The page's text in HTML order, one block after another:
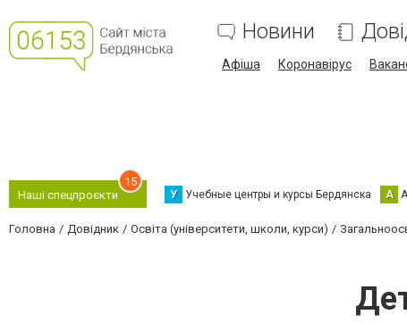
Новини
Афіша Коронавірус
Наші спецпроєкти
15
У Учебные центры и курсы Бердянска А
Головна Довідник Освіта (університети, школи, курси)